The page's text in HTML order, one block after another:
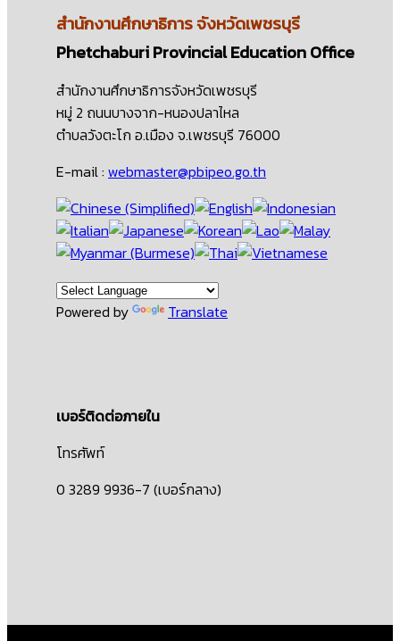
สำนักงานศึกษาธิการจังหวัดเพชรบุรี
Phetchaburi Provincial Education Office
สำนักงานศึกษาธิการจังหวัดเพชรบุรี
หมู่ 2 ถนนบางจาก-หนองปลาไหล
ตำบลวังตะโก อ.เมือง จ.เพชรบุรี 76000
E-mail : webmaster@pbipeo.go.th
Powered by Translate
เบอร์ติดต่อภายใน
โทรศัพท์
0 3289 9936-7 (เบอร์กลาง)